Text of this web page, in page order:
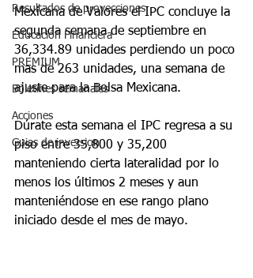
Resultados de proyecciones
Educación Financiera
PREMIUM
Boletines semanales
Acciones
Guias de inversion
Mexicana de Valores el IPC concluye la
segunda semana de septiembre en
36,334.89 unidades perdiendo un poco
mas de 263 unidades, una semana de
ajuste para la Bolsa Mexicana.
Dúrate esta semana el IPC regresa a su
piso entre 35,800 y 35,200
manteniendo cierta lateralidad por lo
menos los últimos 2 meses y aun
manteniéndose en ese rango plano
iniciado desde el mes de mayo.